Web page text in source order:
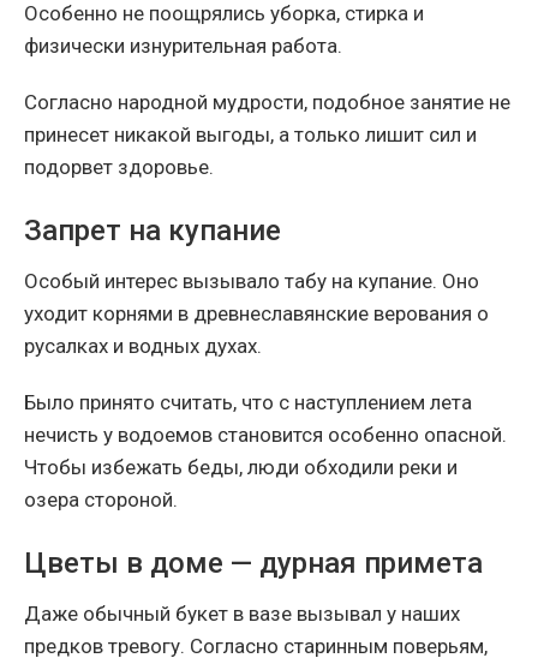
Особенно не поощрялись уборка, стирка и
физически изнурительная работа.
Согласно народной мудрости, подобное занятие не
принесет никакой выгоды, а только лишит сил и
подорвет здоровье.
Запрет на купание
Особый интерес вызывало табу на купание. Оно
уходит корнями в древнеславянские верования о
русалках и водных духах.
Было принято считать, что с наступлением лета
нечисть у водоемов становится особенно опасной.
Чтобы избежать беды, люди обходили реки и
озера стороной.
Цветы в доме — дурная примета
Даже обычный букет в вазе вызывал у наших
предков тревогу. Согласно старинным поверьям,